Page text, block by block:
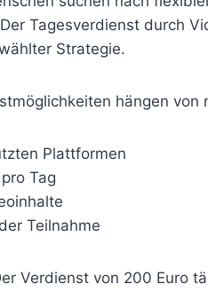
Tagesverdienst durch
Strategie.
hängen von
Plattformen
Tag
Teilnahme
Verdienst von 200 Euro